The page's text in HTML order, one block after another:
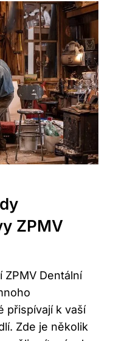
ZPMV
ZPMV Dentální
přispívají k vaší
Zde je několik